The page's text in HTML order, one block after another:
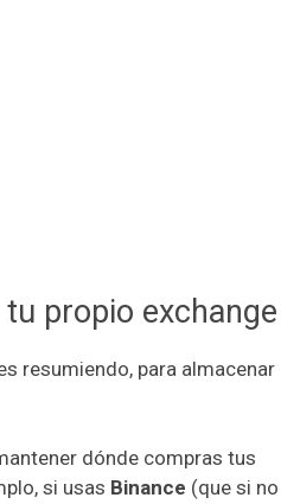
propio exchange
resumiendo, para almacenar
dónde compras tus
si usas Binance (que si no